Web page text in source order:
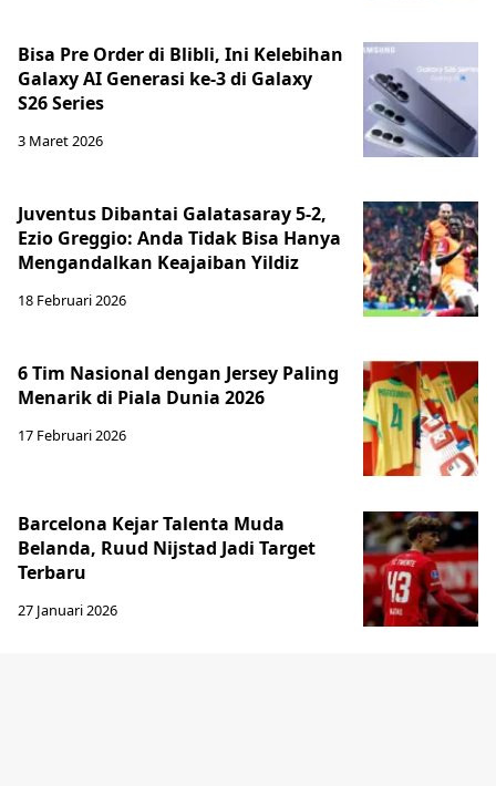
Bisa Pre Order di Blibli, Ini Kelebihan
Galaxy AI Generasi ke-3 di Galaxy
S26 Series
3 Maret 2026
Juventus Dibantai Galatasaray 5-2,
Ezio Greggio: Anda Tidak Bisa Hanya
Mengandalkan Keajaiban Yildiz
18 Februari 2026
6 Tim Nasional dengan Jersey Paling
Menarik di Piala Dunia 2026
17 Februari 2026
Barcelona Kejar Talenta Muda
Belanda, Ruud Nijstad Jadi Target
Terbaru
27 Januari 2026